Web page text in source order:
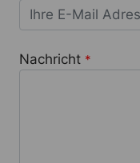
Nachricht *